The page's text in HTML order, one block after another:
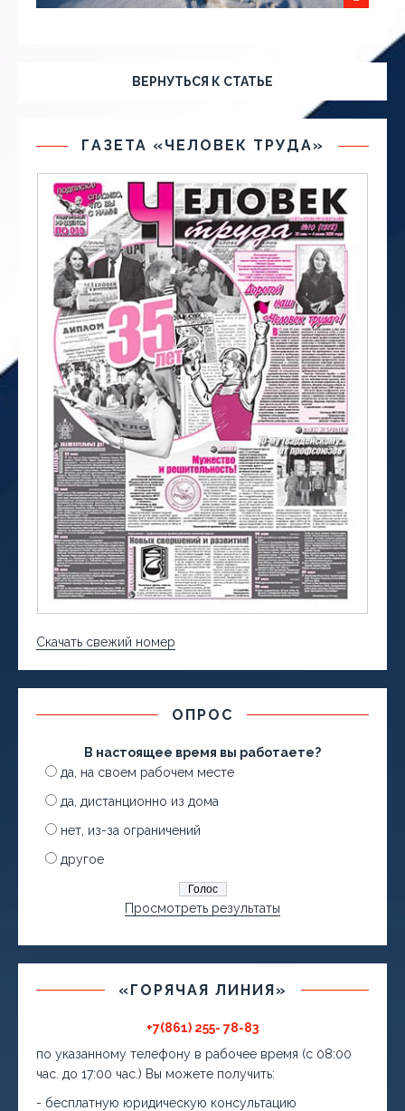
ВЕРНУТЬСЯ К СТАТЬЕ
ГАЗЕТА «ЧЕЛОВЕК ТРУДА»
Скачать свежий номер
ОПРОС
В настоящее время вы работаете?
да, на своем рабочем месте
да, дистанционно из дома
нет, из-за ограничений
другое
Просмотреть результаты
«ГОРЯЧАЯ ЛИНИЯ»
+7(861) 255- 78-83
по указанному телефону в рабочее время (с 08:00
час. до 17:00 час.) Вы можете получить:
- бесплатную юридическую консультацию